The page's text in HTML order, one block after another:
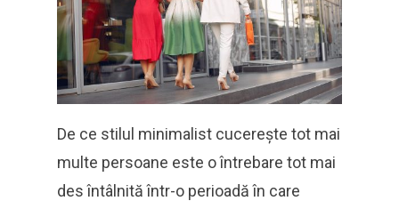
De ce stilul minimalist cucerește tot mai
multe persoane este o întrebare tot mai
des întâlnită într-o perioadă în care